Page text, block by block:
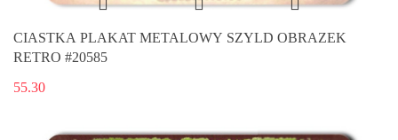
CIASTKA PLAKAT METALOWY SZYLD OBRAZEK
RETRO #20585
55.30